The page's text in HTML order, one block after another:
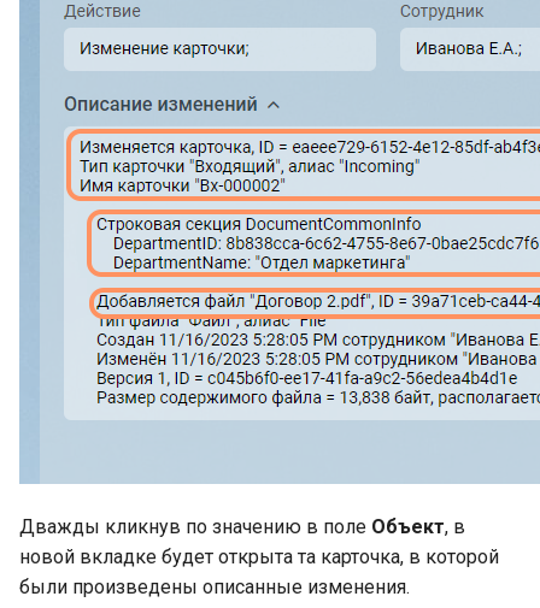
Дважды кликнув по значению в поле Объект, в
новой вкладке будет открыта та карточка, в которой
были произведены описанные изменения.